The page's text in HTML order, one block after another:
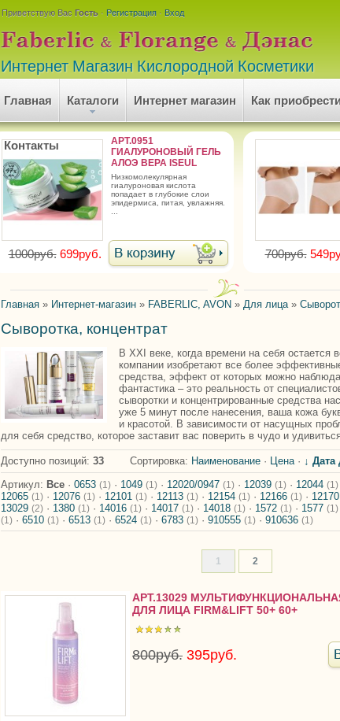
Приветствую Вас Гость · Регистрация · Вход
Интернет Магазин Кислородной Косметики
Главная Каталоги Интернет магазин Как
Контакты
АРТ.0951
ГИАЛУРОНОВЫЙ ГЕЛЬ
АЛОЭ ВЕРА ISEUL
низкомолекулярная
гиалуроновая кислота
попадает в глубокие слои
эпидермиса, питая, увлажняя.
1000руб. 699руб. 700руб.
Главная » Интернет-магазин » FABERLIC, AVON » Для лица »
Сыворотка, концентрат
В ХХІ веке, когда времени на себя остается
компании изобретают все более
средства, эффект от которых можно
фантастика – это реальность от
сыворотки и концентрированные средства
уже 5 минут после нанесения, ваша кожа
и красотой. В зависимости от насущных
для себя средство, которое заставит вас поверить в чудо и
Доступно позиций: 33 Сортировка: Наименование · Цена· ↓ Дата
Артикул: Все · 0653 (1) · 1049 (1) · 12020/0947 (1) · 12039 (1) · 12044 (1)
12065 (1) · 12076 (1) · 12101 (1) · 12113 (1) · 12154 (1) · 12166 (1) · 12170
13029 (2) · 1380 (1) · 14016 (1) · 14017 (1) · 14018 (1) · 1572 (1) · 1577 (1)
(1) · 6510 (1) · 6513 (1) · 6524 (1) · 6783 (1) · 910555 (1) · 910636 (1)
1 2
АРТ.13029
ДЛЯ ЛИЦА FIRM&LIFT 50+ 60+
800руб. 395руб.